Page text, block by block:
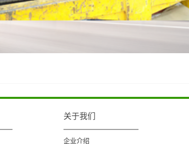
关于我们
企业介绍